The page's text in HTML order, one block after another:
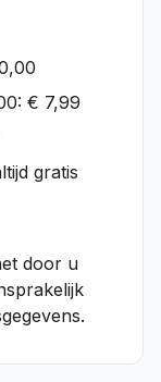
€ 7,99
gratis
door u